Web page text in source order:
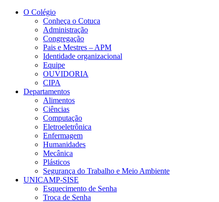
Conteúdo principal
O Colégio
Conheça o Cotuca
Administração
Congregação
Pais e Mestres – APM
Identidade organizacional
Equipe
OUVIDORIA
CIPA
Departamentos
Alimentos
Ciências
Computação
Eletroeletrônica
Enfermagem
Humanidades
Mecânica
Plásticos
Segurança do Trabalho e Meio Ambiente
UNICAMP-SISE
Esquecimento de Senha
Troca de Senha